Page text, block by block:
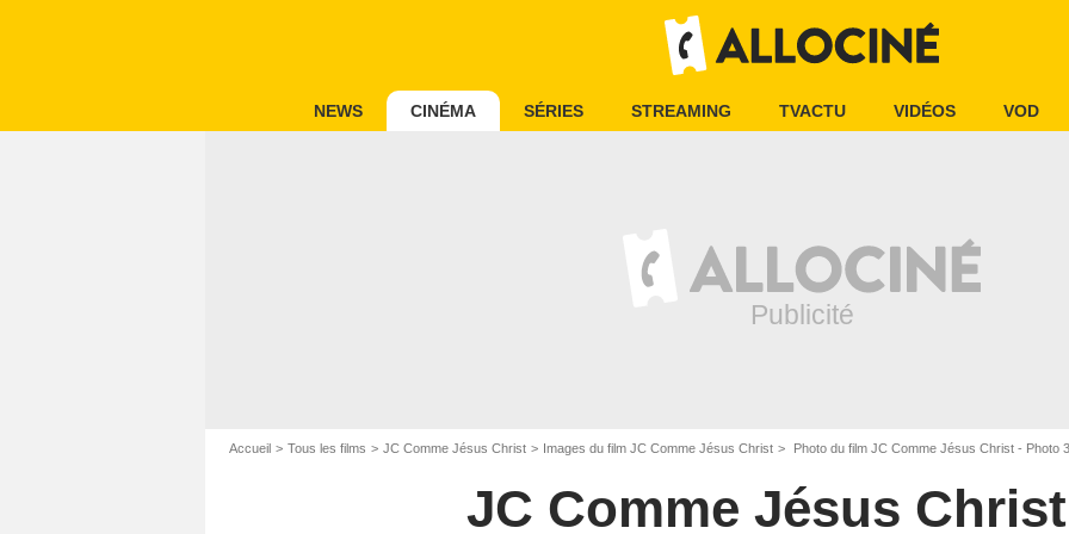
NEWS CINÉMA SÉRIES STREAMING TVACTU VIDÉOS VOD
Accueil Tous les films JC Comme Jésus Christ Images du film JC Comme Jésus Christ Photo du film JC Comme Jésus Christ - Photo 3
JC Comme Jésus Christ